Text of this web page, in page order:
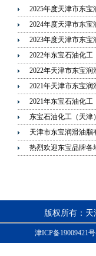
2025年度天津市东
2024年度天津市东
2023年度天津市东
2022年东宝石油化
2022年天津市东宝
2021年天津市东宝
2021年东宝石油化
东宝石油化工（天津
天津市东宝润滑油
热烈欢迎东宝品牌各
版权所有：
津ICP备19009421